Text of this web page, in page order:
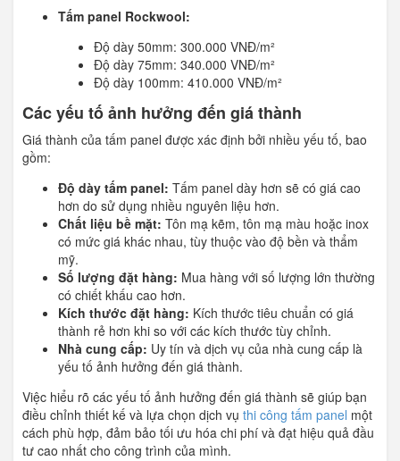
Tấm panel Rockwool:
Độ dày 50mm: 300.000 VNĐ/m²
Độ dày 75mm: 340.000 VNĐ/m²
Độ dày 100mm: 410.000 VNĐ/m²
Các yếu tố ảnh hưởng đến giá thành
Giá thành của tấm panel được xác định bởi nhiều yếu tố, bao
gồm:
Độ dày tấm panel: Tấm panel dày hơn sẽ có giá cao
hơn do sử dụng nhiều nguyên liệu hơn.
Chất liệu bề mặt: Tôn mạ kẽm, tôn mạ màu hoặc inox
có mức giá khác nhau, tùy thuộc vào độ bền và thẩm
mỹ.
Số lượng đặt hàng: Mua hàng với số lượng lớn thường
có chiết khấu cao hơn.
Kích thước đặt hàng: Kích thước tiêu chuẩn có giá
thành rẻ hơn khi so với các kích thước tùy chỉnh.
Nhà cung cấp: Uy tín và dịch vụ của nhà cung cấp là
yếu tố ảnh hưởng đến giá thành.
Việc hiểu rõ các yếu tố ảnh hưởng đến giá thành sẽ giúp bạn
điều chỉnh thiết kế và lựa chọn dịch vụ thi công tấm panel một
cách phù hợp, đảm bảo tối ưu hóa chi phí và đạt hiệu quả đầu
tư cao nhất cho công trình của mình.